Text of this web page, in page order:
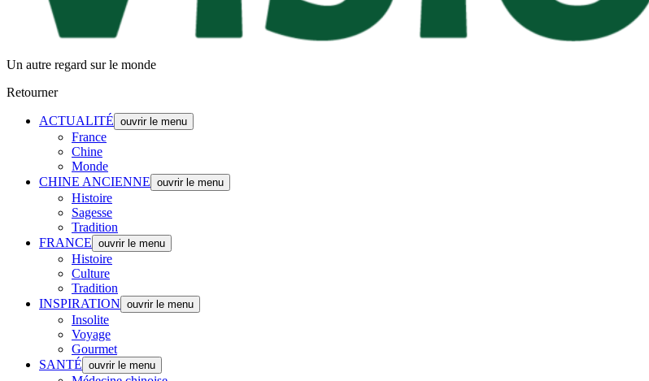
Un autre regard sur le monde
Retourner
ACTUALITÉ ouvrir le menu
France
Chine
Monde
CHINE ANCIENNE ouvrir le menu
Histoire
Sagesse
Tradition
FRANCE ouvrir le menu
Histoire
Culture
Tradition
INSPIRATION ouvrir le menu
Insolite
Voyage
Gourmet
SANTÉ ouvrir le menu